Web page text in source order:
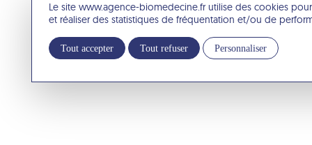
Le site www.agence-biomedecine.fr utilise des cookies
et réaliser des statistiques de fréquentation et/ou de
Tout accepter Tout refuser Personnaliser